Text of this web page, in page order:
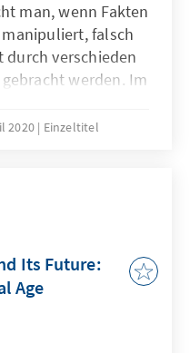
man, wenn Fakten
falsch
verschieden
werden. Im
falsch
geworden
wissenschaftliche
2020 Einzeltitel
Its Future:
Age